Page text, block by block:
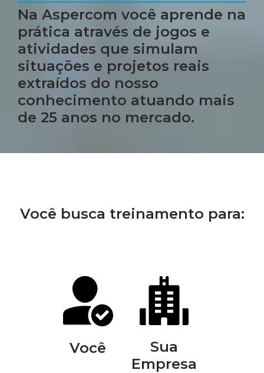
Na Aspercom você aprende na
prática através de jogos e
atividades que simulam
situações e projetos reais
extraídos do nosso
conhecimento atuando mais
de 25 anos no mercado.
Você busca treinamento para:
Você
Sua
Empresa